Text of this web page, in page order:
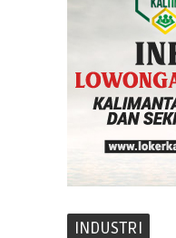
INDUSTRI